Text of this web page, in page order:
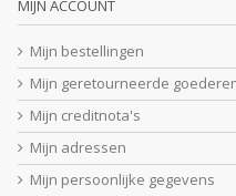
MIJN ACCOUNT
Mijn bestellingen
Mijn geretourneerde
Mijn creditnota's
Mijn adressen
Mijn persoonlijke gegevens